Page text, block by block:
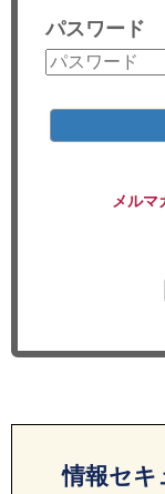
コンサルティング
リサーチ
パスワード
メルマ
情報セキ